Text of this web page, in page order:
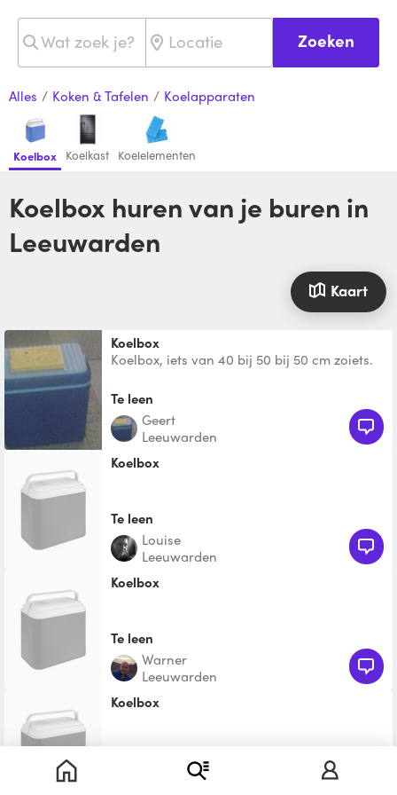
Zoeken
Alles / Koken & Tafelen / Koelapparaten
Koelbox Koelkast Koelelementen
Koelbox huren van je buren in
Leeuwarden
Kaart
Koelbox
Koelbox, iets van 40 bij 50 bij 50 cm zoiets.
Te leen
Geert
Leeuwarden
Koelbox
Te leen
Louise
Leeuwarden
Koelbox
Te leen
Warner
Leeuwarden
Koelbox